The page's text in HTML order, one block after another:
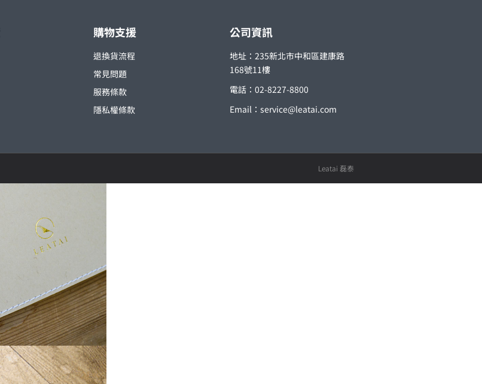
購物支援
退換貨流程
常見問題
服務條款
隱私權條款
公司資訊
地址：235新北市中和區建康路
168號11樓
電話：02-8227-8800
Email： service@leatai.com
Leatai 磊泰